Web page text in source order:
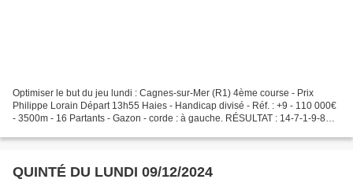
Optimiser le but du jeu lundi : Cagnes-sur-Mer (R1) 4ème course - Prix
Philippe Lorain Départ 13h55 Haies - Handicap divisé - Réf. : +9 - 110 000€
- 3500m - 16 Partants - Gazon - corde : à gauche. RÉSULTAT : 14-7-1-9-8
QUINTÉ DU LUNDI 09/12/2024